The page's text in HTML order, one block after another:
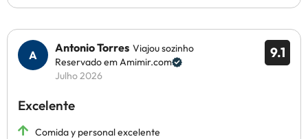
9.1
Antonio Torres Viajou sozinho
Reservado em Amimir.com
Julho 2026
Excelente
Comida y personal excelente